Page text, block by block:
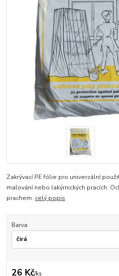
Zakrývací PE fólie pro univerzální
malování nebo lakýrnických pracích.
prachem. celý popis
Barva
26 Kč/ks